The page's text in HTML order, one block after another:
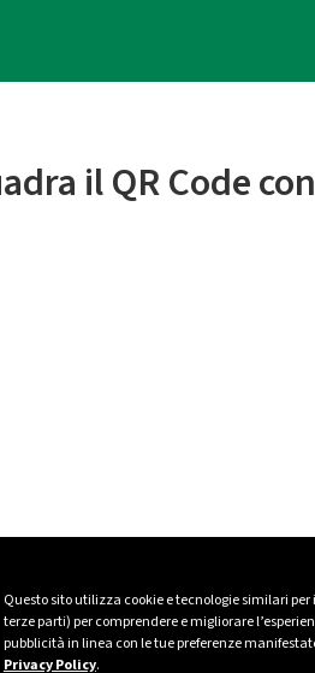
Questo sito utilizza cookie e tecnologie similari
terze parti) per comprendere e migliorare
pubblicità in linea con le tue preferenze
Privacy Policy.
il QR Code